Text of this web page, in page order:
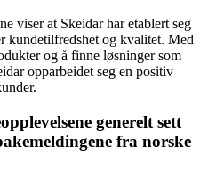
viser at Skeidar har etablert seg
kundetilfredshet og kvalitet. Med
og å finne løsninger som
opparbeidet seg en positiv
generelt sett
fra norske